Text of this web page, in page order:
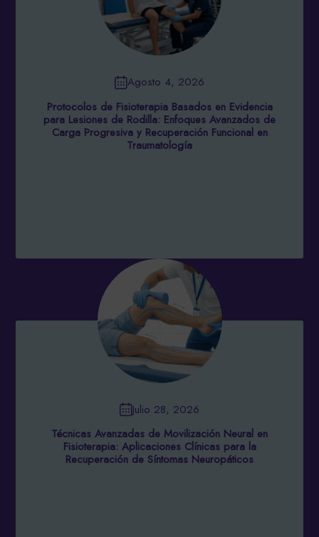
Agosto 4, 2026
Protocolos de Fisioterapia Basados en Evidencia
para Lesiones de Rodilla: Enfoques Avanzados de
Carga Progresiva y Recuperación Funcional en
Traumatología
Julio 28, 2026
Técnicas Avanzadas de Movilización Neural en
Fisioterapia: Aplicaciones Clínicas para la
Recuperación de Síntomas Neuropáticos